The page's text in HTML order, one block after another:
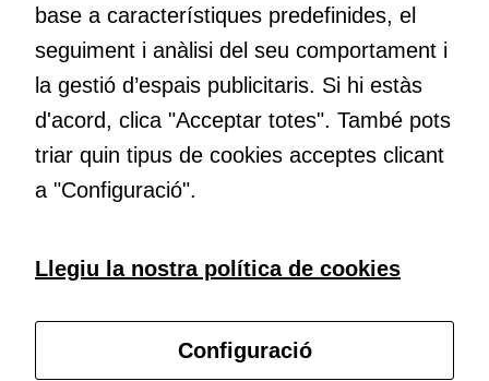
Educació
transformació. Volem contribuir a millorar-la impulsant
metodologies docents actives i ambients d’aprenentatge
dinàmics.
Subscriu-te al butlletí
Configura les cookies
base a característiques predefinides, el
seguiment i anàlisi del seu comportament i
la gestió d’espais publicitaris. Si hi estàs
d'acord, clica "Acceptar totes". També pots
triar quin tipus de cookies acceptes clicant
a "Configuració".
Llegiu la nostra política de cookies
Configuració
Utilitzem
Google
Analytics
per tal que
millorar la
web, en
lloc web
s'utilitzi.